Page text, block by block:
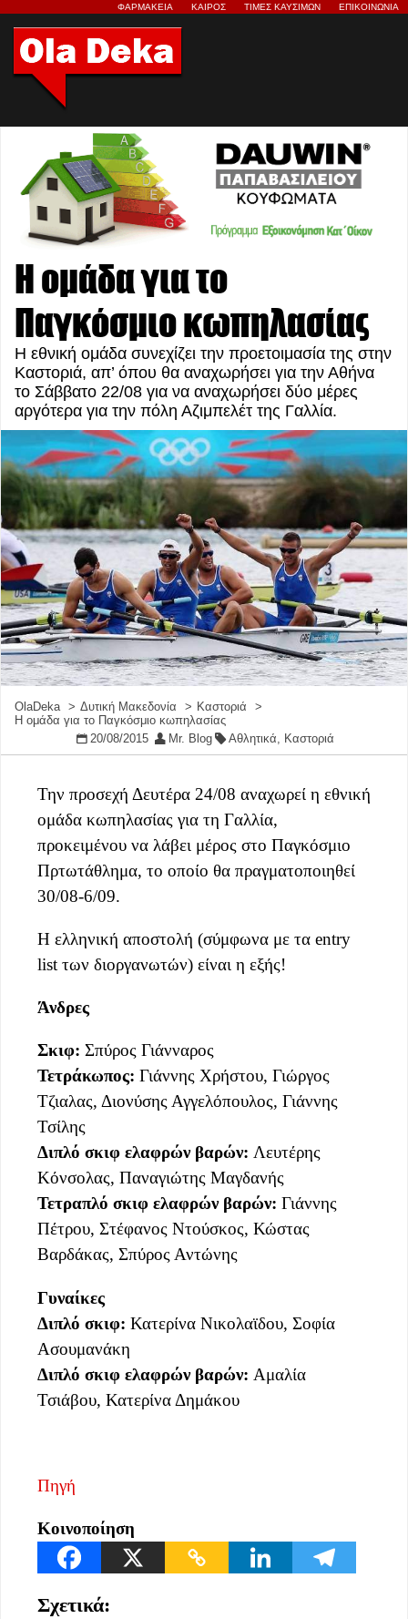
ΦΑΡΜΑΚΕΙΑ ΚΑΙΡΟΣ ΤΙΜΕΣ ΚΑΥΣΙΜΩΝ ΕΠΙΚΟΙΝΩΝΙΑ
Η ομάδα για το
Παγκόσμιο κωπηλασίας
Η εθνική ομάδα συνεχίζει την προετοιμασία της στην
Καστοριά, απ’ όπου θα αναχωρήσει για την Αθήνα
το Σάββατο 22/08 για να αναχωρήσει δύο μέρες
αργότερα για την πόλη Αζιμπελέτ της Γαλλία.
OlaDeka Δυτική Μακεδονία
Καστοριά
Η ομάδα για το Παγκόσμιο κωπηλασίας
20/08/2015
Mr. Blog Αθλητικά Καστοριά
Την προσεχή Δευτέρα 24/08 αναχωρεί η εθνική
ομάδα κωπηλασίας για τη Γαλλία,
προκειμένου να λάβει μέρος στο Παγκόσμιο
Πρτωτάθλημα, το οποίο θα πραγματοποιηθεί
30/08-6/09.
Η ελληνική αποστολή (σύμφωνα με τα entry
list των διοργανωτών) είναι η εξής!
Άνδρες
Σκιφ: Σπύρος Γιάνναρος
Τετράκωπος: Γιάννης Χρήστου, Γιώργος
Τζιαλας, Διονύσης Αγγελόπουλος, Γιάννης
Τσίλης
Διπλό σκιφ ελαφρών βαρών: Λευτέρης
Κόνσολας, Παναγιώτης Μαγδανής
Τετραπλό σκιφ ελαφρών βαρών: Γιάννης
Πέτρου, Στέφανος Ντούσκος, Κώστας
Βαρδάκας, Σπύρος Αντώνης
Γυναίκες
Διπλό σκιφ: Κατερίνα Νικολαϊδου, Σοφία
Ασουμανάκη
Διπλό σκιφ ελαφρών βαρών: Αμαλία
Τσιάβου, Κατερίνα Δημάκου
Πηγή
Κοινοποίηση
Σχετικά: